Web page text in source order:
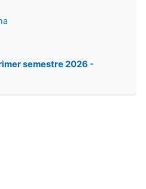
semestre 2026 -